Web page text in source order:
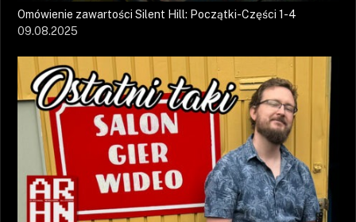
Omówienie zawartości Silent Hill: Początki-Części 1-4
09.08.2025